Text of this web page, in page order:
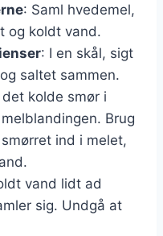
: Saml hvedemel,
og koldt vand.
: I en skål, sigt
saltet sammen.
kolde smør i
Brug
ind i melet,
vand lidt ad
sig. Undgå at